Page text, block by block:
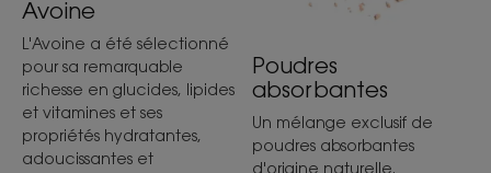
Avoine
L'Avoine a été sélectionné
pour sa remarquable
richesse en glucides, lipides
et vitamines et ses
propriétés hydratantes,
adoucissantes et
Poudres
absorbantes
Un mélange exclusif de
poudres absorbantes
d'origine naturelle.